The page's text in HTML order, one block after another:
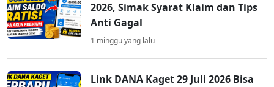
2026, Simak Syarat Klaim dan Tips
Anti Gagal
1 minggu yang lalu
Link DANA Kaget 29 Juli 2026 Bisa